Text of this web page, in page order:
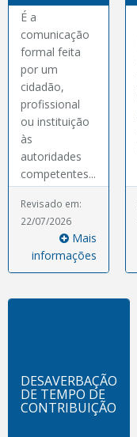
É a
comunicação
formal feita
por um
cidadão,
profissional
ou instituição
às
autoridades
competentes...
Revisado em:
22/07/2026
Mais
informações
DESAVERBAÇÃO
DE TEMPO DE
CONTRIBUIÇÃO